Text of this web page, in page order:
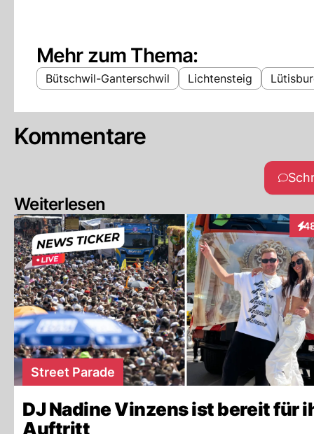
Mehr zum Thema:
Bütschwil-Ganterschwil Lichtensteig
Kommentare
Weiterlesen
Street Parade
DJ Nadine Vinzens ist bereit für
Auftritt